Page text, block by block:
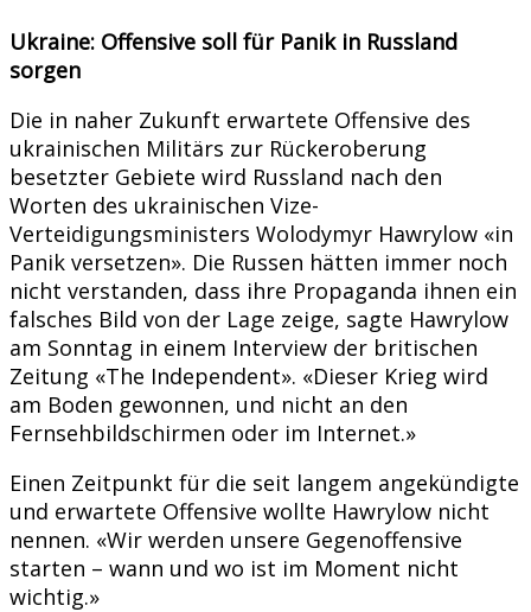
Ukraine: Offensive soll für Panik in Russland
sorgen
Die in naher Zukunft erwartete Offensive des
ukrainischen Militärs zur Rückeroberung
besetzter Gebiete wird Russland nach den
Worten des ukrainischen Vize-
Verteidigungsministers Wolodymyr Hawrylow «in
Panik versetzen». Die Russen hätten immer noch
nicht verstanden, dass ihre Propaganda ihnen ein
falsches Bild von der Lage zeige, sagte Hawrylow
am Sonntag in einem Interview der britischen
Zeitung «The Independent». «Dieser Krieg wird
am Boden gewonnen, und nicht an den
Fernsehbildschirmen oder im Internet.»
Einen Zeitpunkt für die seit langem angekündigte
und erwartete Offensive wollte Hawrylow nicht
nennen. «Wir werden unsere Gegenoffensive
starten – wann und wo ist im Moment nicht
wichtig.»